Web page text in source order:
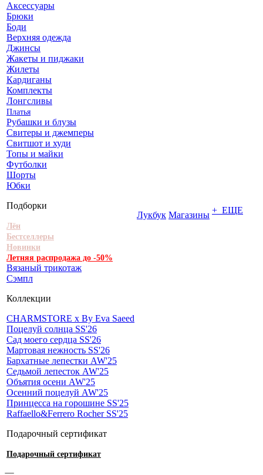
Аксессуары
Брюки
Боди
Верхняя одежда
Джинсы
Жакеты и пиджаки
Жилеты
Кардиганы
Комплекты
Лонгсливы
Платья
Рубашки и блузы
Свитеры и джемперы
Свитшот и худи
Топы и майки
Футболки
Шорты
Юбки
Подборки
Лён
Бестселлеры
Новинки
Летняя распродажа до -50%
Вязаный трикотаж
Сэмпл
Коллекции
CHARMSTORE х By Eva Saeed
Поцелуй солнца SS'26
Сад моего сердца SS'26
Мартовая нежность SS'26
Бархатные лепестки AW'25
Седьмой лепесток AW'25
Объятия осени AW'25
Осенний поцелуй AW'25
Принцесса на горошине SS'25
Raffaello&Ferrero Rocher SS'25
Подарочный сертификат
Подарочный сертификат
Лукбук Магазины + ЕЩЕ